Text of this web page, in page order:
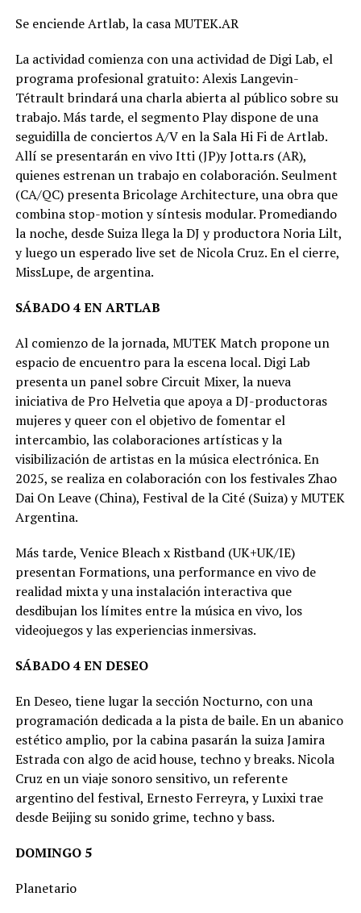
Se enciende Artlab, la casa MUTEK.AR
La actividad comienza con una actividad de Digi Lab, el
programa profesional gratuito: Alexis Langevin-
Tétrault brindará una charla abierta al público sobre su
trabajo. Más tarde, el segmento Play dispone de una
seguidilla de conciertos A/V en la Sala Hi Fi de Artlab.
Allí se presentarán en vivo Itti (JP)y Jotta.rs (AR),
quienes estrenan un trabajo en colaboración. Seulment
(CA/QC) presenta Bricolage Architecture, una obra que
combina stop-motion y síntesis modular. Promediando
la noche, desde Suiza llega la DJ y productora Noria Lilt,
y luego un esperado live set de Nicola Cruz. En el cierre,
MissLupe, de argentina.
SÁBADO 4 EN ARTLAB
Al comienzo de la jornada, MUTEK Match propone un
espacio de encuentro para la escena local. Digi Lab
presenta un panel sobre Circuit Mixer, la nueva
iniciativa de Pro Helvetia que apoya a DJ-productoras
mujeres y queer con el objetivo de fomentar el
intercambio, las colaboraciones artísticas y la
visibilización de artistas en la música electrónica. En
2025, se realiza en colaboración con los festivales Zhao
Dai On Leave (China), Festival de la Cité (Suiza) y MUTEK
Argentina.
Más tarde, Venice Bleach x Ristband (UK+UK/IE)
presentan Formations, una performance en vivo de
realidad mixta y una instalación interactiva que
desdibujan los límites entre la música en vivo, los
videojuegos y las experiencias inmersivas.
SÁBADO 4 EN DESEO
En Deseo, tiene lugar la sección Nocturno, con una
programación dedicada a la pista de baile. En un abanico
estético amplio, por la cabina pasarán la suiza Jamira
Estrada con algo de acid house, techno y breaks. Nicola
Cruz en un viaje sonoro sensitivo, un referente
argentino del festival, Ernesto Ferreyra, y Luxixi trae
desde Beijing su sonido grime, techno y bass.
DOMINGO 5
Planetario